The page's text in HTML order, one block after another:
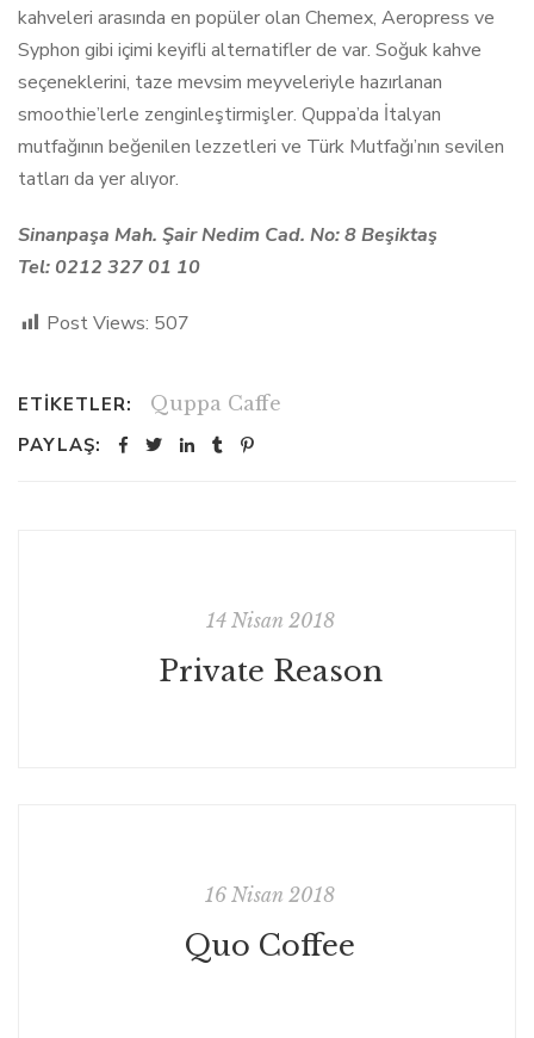
kahveleri arasında en popüler olan Chemex, Aeropress ve
Syphon gibi içimi keyifli alternatifler de var. Soğuk kahve
seçeneklerini, taze mevsim meyveleriyle hazırlanan
smoothie’lerle zenginleştirmişler. Quppa’da İtalyan
mutfağının beğenilen lezzetleri ve Türk Mutfağı’nın sevilen
tatları da yer alıyor.
Sinanpaşa Mah. Şair Nedim Cad. No: 8 Beşiktaş
Tel: 0212 327 01 10
Post Views: 507
ETIKETLER:
Quppa Caffe
PAYLAŞ:
14 Nisan 2018
Private Reason
16 Nisan 2018
Quo Coffee